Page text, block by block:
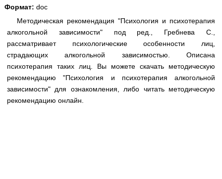
Научно-популярное
Статьи
Новости (244)
Медицинская стандартизация
Нормативы экстренной и неотложной помощи
Нормы лабораторных и инструментальных
Формат: doc
Методическая рекомендация "Психология и психотерапия
алкогольной зависимости" под ред., Гребнева С.,
рассматривает психологические особенности лиц,
страдающих алкогольной зависимостью. Описана
психотерапия таких лиц. Вы можете скачать методическую
рекомендацию "Психология и психотерапия алкогольной
зависимости" для ознакомления, либо читать методическую
рекомендацию онлайн.